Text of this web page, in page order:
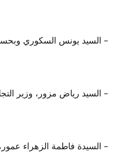
– السيد يونس السكوري
– السيد رياض مزور، وزير
– السيدة فاطمة الزهراء